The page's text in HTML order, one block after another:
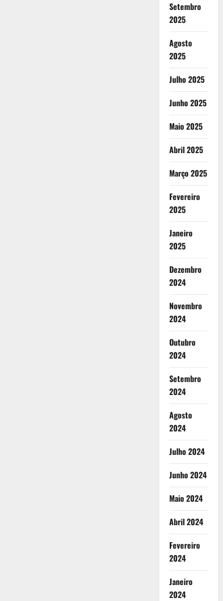
Setembro
2025
Agosto
2025
Julho 2025
Junho 2025
Maio 2025
Abril 2025
Março 2025
Fevereiro
2025
Janeiro
2025
Dezembro
2024
Novembro
2024
Outubro
2024
Setembro
2024
Agosto
2024
Julho 2024
Junho 2024
Maio 2024
Abril 2024
Fevereiro
2024
Janeiro
2024